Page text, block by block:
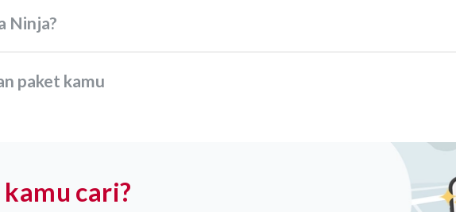
Ninja?
paket kamu
kamu cari?